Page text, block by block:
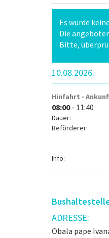
Es wurde
Die
Bitte,
10.08.2026.
Hinfahrt -
08:00- 11:40
Dauer:
Beförderer:
Info:
ADRESSE:
Obala pape